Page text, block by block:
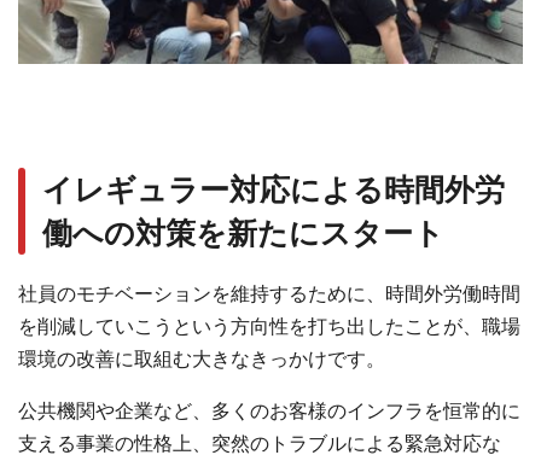
イレギュラー対応による時間外労
働への対策を新たにスタート
社員のモチベーションを維持するために、時間外労働時間
を削減していこうという⽅向性を打ち出したことが、職場
環境の改善に取組む⼤きなきっかけです。
公共機関や企業など、多くのお客様のインフラを恒常的に
⽀える事業の性格上、突然のトラブルによる緊急対応な